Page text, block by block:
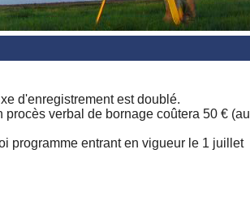
d'enregistrement est doublé.
procès verbal de bornage coûtera 50 € (au
programme entrant en vigueur le 1 juillet